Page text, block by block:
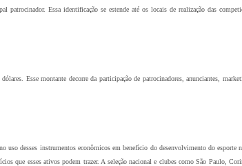
Essa identificação se estende até os locais de realização das
Esse montante decorre da participação de patrocinadores, anunciantes,
uso desses instrumentos econômicos em benefício do desenvolvimento do esporte
que esses ativos podem trazer. A seleção nacional e clubes como São Paulo,